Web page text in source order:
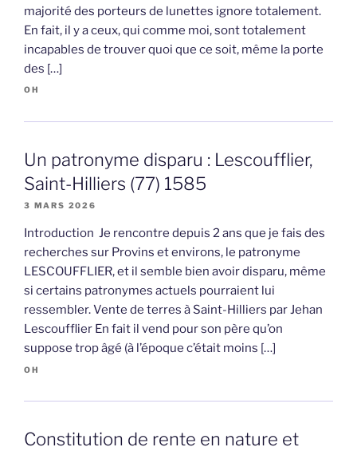
majorité des porteurs de lunettes ignore totalement.
En fait, il y a ceux, qui comme moi, sont totalement
incapables de trouver quoi que ce soit, même la porte
des […]
OH
Un patronyme disparu : Lescoufflier,
Saint-Hilliers (77) 1585
3 MARS 2026
Introduction Je rencontre depuis 2 ans que je fais des
recherches sur Provins et environs, le patronyme
LESCOUFFLIER, et il semble bien avoir disparu, même
si certains patronymes actuels pourraient lui
ressembler. Vente de terres à Saint-Hilliers par Jehan
Lescoufflier En fait il vend pour son père qu’on
suppose trop âgé (à l’époque c’était moins […]
OH
Constitution de rente en nature et